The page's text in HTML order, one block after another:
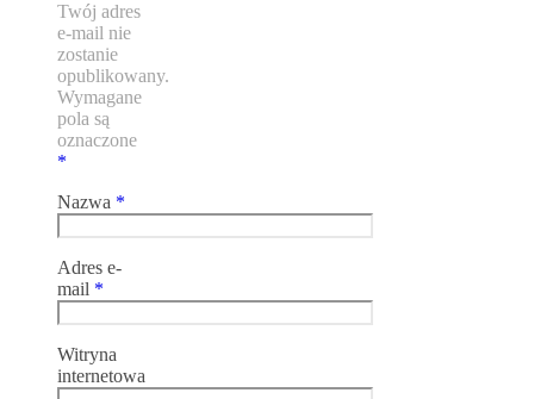
Twój adres
e-mail nie
zostanie
opublikowany.
Wymagane
pola są
oznaczone
*
Nazwa *
Adres e-
mail *
Witryna
internetowa